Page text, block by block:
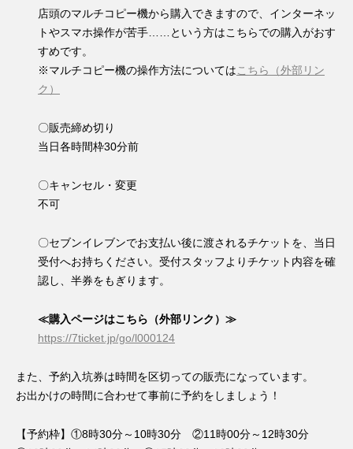
店頭のマルチコピー機から購入できますので、インターネッ
トやスマホ操作が苦手……という方はこちらでの購入がおす
すめです。
※マルチコピー機の操作方法については こちら（外部リン
ク）
〇販売締め切り
当日各時間枠30分前
〇キャンセル・変更
不可
〇セブンイレブンでお支払い後に渡されるチケットを、当日
受付へお持ちください。受付スタッフよりチケット内容を確
認し、半券をもぎります。
≪購入ページはこちら（外部リンク）≫
https://7ticket.jp/go/l000124
また、予約入坑券は時間を区切っての販売になっています。
お出かけの時間に合わせて事前に予約をしましょう！
【予約枠】①8時30分～10時30分 ②11時00分～12時30分